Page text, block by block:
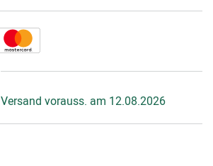
Versand vorauss. am 12.08.2026